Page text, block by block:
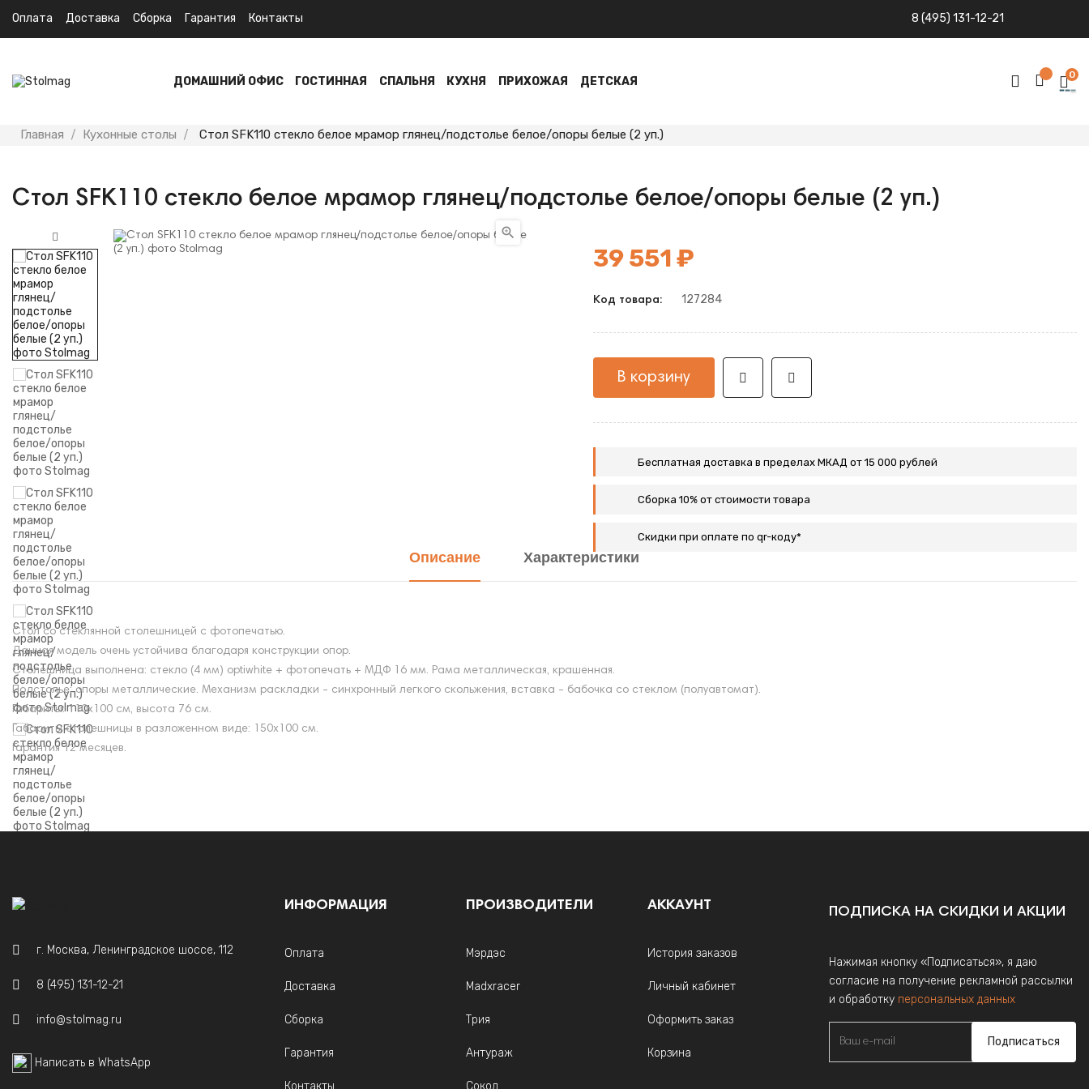
Оплата Доставка Сборка Гарантия Контакты 8 (495) 131-12-21
ДОМАШНИЙ ОФИС ГОСТИННАЯ СПАЛЬНЯ КУХНЯ ПРИХОЖАЯ ДЕТСКАЯ
0
Главная Кухонные столы Стол SFK110 стекло белое мрамор глянец/подстолье белое/опоры белые (2 уп.)
Стол SFK110 стекло белое мрамор глянец/подстолье белое/опоры белые (2 уп.)

39 551 ₽
Код товара: 127284
В корзину
Бесплатная доставка в пределах МКАД от 15 000 рублей
Сборка 10% от стоимости товара
Скидки при оплате по qr-коду*
Описание Характеристики
Стол со стеклянной столешницей с фотопечатью.
Данная модель очень устойчива благодаря конструкции опор.
Столешница выполнена: стекло (4 мм) optiwhite + фотопечать + МДФ 16 мм. Рама металлическая, крашенная.
Подстолье: опоры металлические. Механизм раскладки - синхронный легкого скольжения, вставка - бабочка со стеклом (полуавтомат).
Габариты: 110х100 см, высота 76 см.
Габариты столешницы в разложенном виде: 150х100 см.
Гарантия 12 месяцев.
г. Москва, Ленинградское шоссе, 112
8 (495) 131-12-21
info@stolmag.ru
Написать в WhatsApp
ИНФОРМАЦИЯ
Оплата
Доставка
Сборка
Гарантия
Контакты
ПРОИЗВОДИТЕЛИ
Мэрдэс
Madxracer
Трия
Антураж
Сокол
АККАУНТ
История заказов
Личный кабинет
Оформить заказ
Корзина
ПОДПИСКА НА СКИДКИ И АКЦИИ
Нажимая кнопку «Подписаться», я даю
согласие на получение рекламной рассылки
и обработку персональных данных
Подписаться